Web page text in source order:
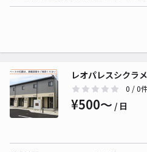
レオパレスシクラ
0 / 0
¥500〜 / 日